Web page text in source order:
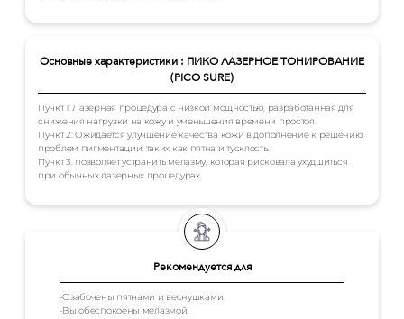
Рекомендуется для
-Озабочены пятнами и веснушками.
-Вы обеспокоены мелазмой.
Основные характеристики : ПИКО ЛАЗЕРНОЕ ТОНИРОВАНИЕ
(PICO SURE)
Пункт 1: Лазерная процедура с низкой мощностью, разработанная для
снижения нагрузки на кожу и уменьшения времени простоя.
Пункт 2: Ожидается улучшение качества кожи в дополнение к решению
проблем пигментации, таких как пятна и тусклость.
Пункт 3: позволяет устранить мелазму, которая рисковала ухудшиться
при обычных лазерных процедурах.